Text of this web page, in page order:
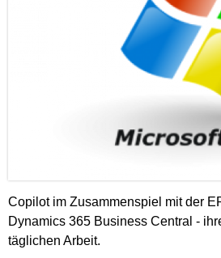
Copilot im Zusammenspiel mit der
Dynamics 365 Business Central -
täglichen Arbeit.